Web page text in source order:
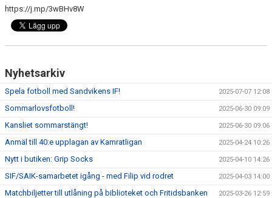
INTRESSEANMÄLAN FÖR SPELARE
INTRESSEANMÄLAN LEDARE
https://j.mp/3wBHv8W
Nyhetsarkiv
Spela fotboll med Sandvikens IF! 2025-07-07 12:08
Sommarlovsfotboll! 2025-06-30 09:09
Kansliet sommarstängt! 2025-06-30 09:06
Anmäl till 40:e upplagan av Kamratligan 2025-04-24 10:26
Nytt i butiken: Grip Socks 2025-04-10 14:26
SIF/SAIK-samarbetet igång - med Filip vid rodret 2025-04-03 14:00
Matchbiljetter till utlåning på biblioteket och Fritidsbanken 2025-03-26 12:59